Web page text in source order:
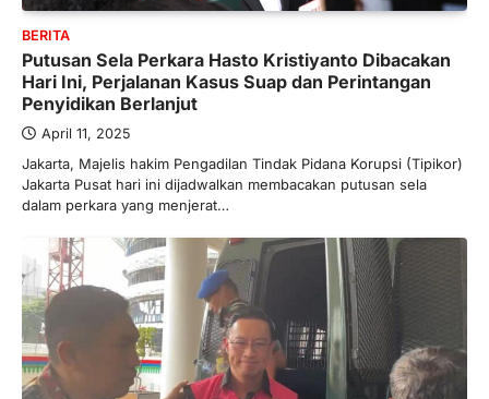
BERITA
Putusan Sela Perkara Hasto Kristiyanto Dibacakan
Hari Ini, Perjalanan Kasus Suap dan Perintangan
Penyidikan Berlanjut
April 11, 2025
Jakarta, Majelis hakim Pengadilan Tindak Pidana Korupsi (Tipikor)
Jakarta Pusat hari ini dijadwalkan membacakan putusan sela
dalam perkara yang menjerat…